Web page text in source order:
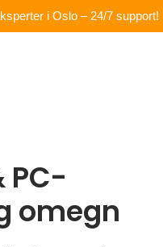
i Oslo – 24/7 support!
PC-
omegn